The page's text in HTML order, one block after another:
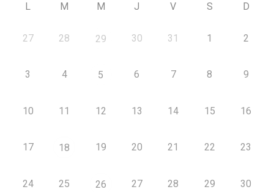
L M M J V S D
27 28 29 30 31 1 2
3 4 5 6 7 8 9
10 11 12 13 14 15 16
17 18 19 20 21 22 23
24 25 26 27 28 29 30